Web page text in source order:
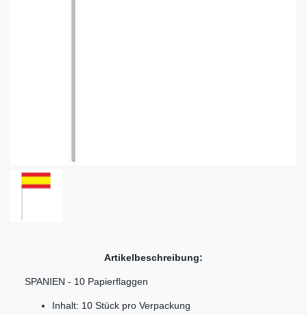
Artikelbeschreibung:
SPANIEN - 10 Papierflaggen
Inhalt: 10 Stück pro Verpackung